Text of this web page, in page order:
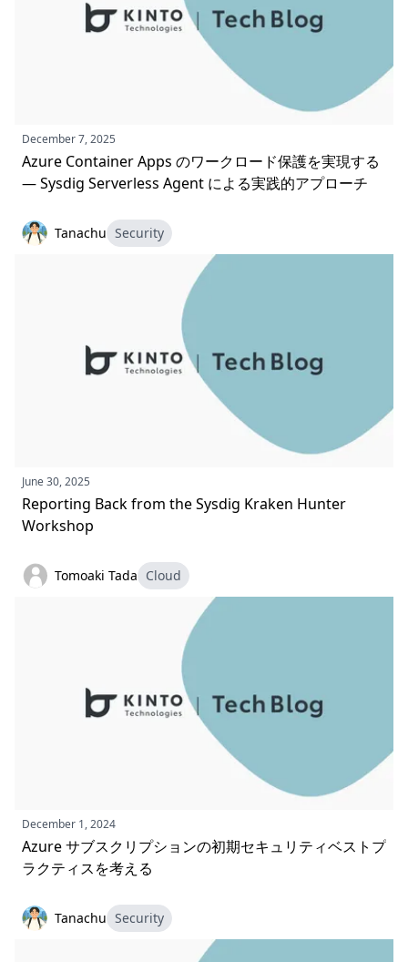
December 7, 2025
Azure Container Apps のワークロード保護を実現する
― Sysdig Serverless Agent による実践的アプローチ
Tanachu Security
June 30, 2025
Reporting Back from the Sysdig Kraken Hunter
Workshop
Tomoaki Tada Cloud
December 1, 2024
Azure サブスクリプションの初期セキュリティベストプ
ラクティスを考える
Tanachu Security